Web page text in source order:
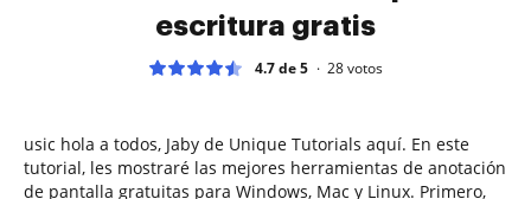
escritura gratis
4.7 de 5 28votos
usic hola a todos, Jaby de Unique Tutorials aquí. En este
tutorial, les mostraré las mejores herramientas de anotación
de pantalla gratuitas para Windows, Mac y Linux. Primero,